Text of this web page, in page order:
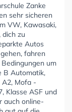
Zanke
sehr sicheren
VW, Kawasaki,
zu
Autos
fahren
um
B Automatik,
A2, Mofa -
Klasse ASF und
auch online-